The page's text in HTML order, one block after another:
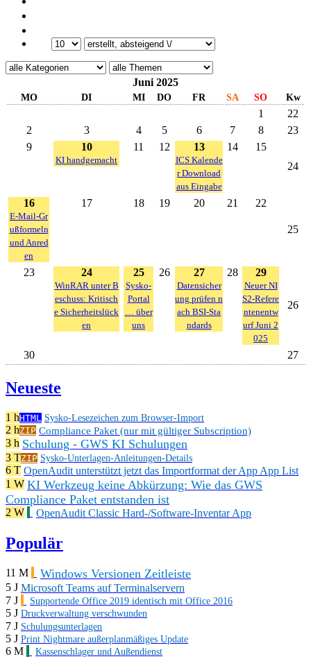
Juni 2025
MO DI MI DO FR SA SO Kw
1
22
2
3 4 5 6 7 8
23
9
10
KI handgemacht
11 12 13
ICS Kalende
r Download
aus Eingabe
14
15
24
16
E-Mail-Gr
ußformeln
und Anred
en
17 18 19 20 21 22
25
23 24
WinRAR unter B
eschuss: Kritisch
e Sicherheitslück
en
25
Sysko-
Portal
… über
uns
26 27
Datensicher
ung prüfen n
ach BSI-Sta
ndards
28 29
Neuer NI
S2-Refere
ntenentw
urf Juni 2
025
26
30 27
Neueste
1 hHTML Sysko-Lesezeichen zum Browser-Import
2 hZIP Compliance Paket (nur mit gültiger Subscription)
3 h Schulung - GWS KI Schulungen
3 TZIP Sysko-Unterlagen-Anleitungen-Details
6 T OpenAudit unterstützt jetzt das Importformat der App App List
1 W KI Werkzeug keine Abkürzung: Wie das GWS
Compliance Paket entstanden ist
2 W OpenAudit Classic Hard-/Software-Inventar App
Populär
11 M Windows Versionen Zeitleiste
5 J Microsoft Teams auf Terminalservern
7 J
Supportende Office 2019 identisch mit Office 2016
5 J Druckverwaltung verschwunden
7 J Schulungsunterlagen
5 J Print Nightmare außerplanmäßiges Update
6 M Kassenschlager und Außendienst